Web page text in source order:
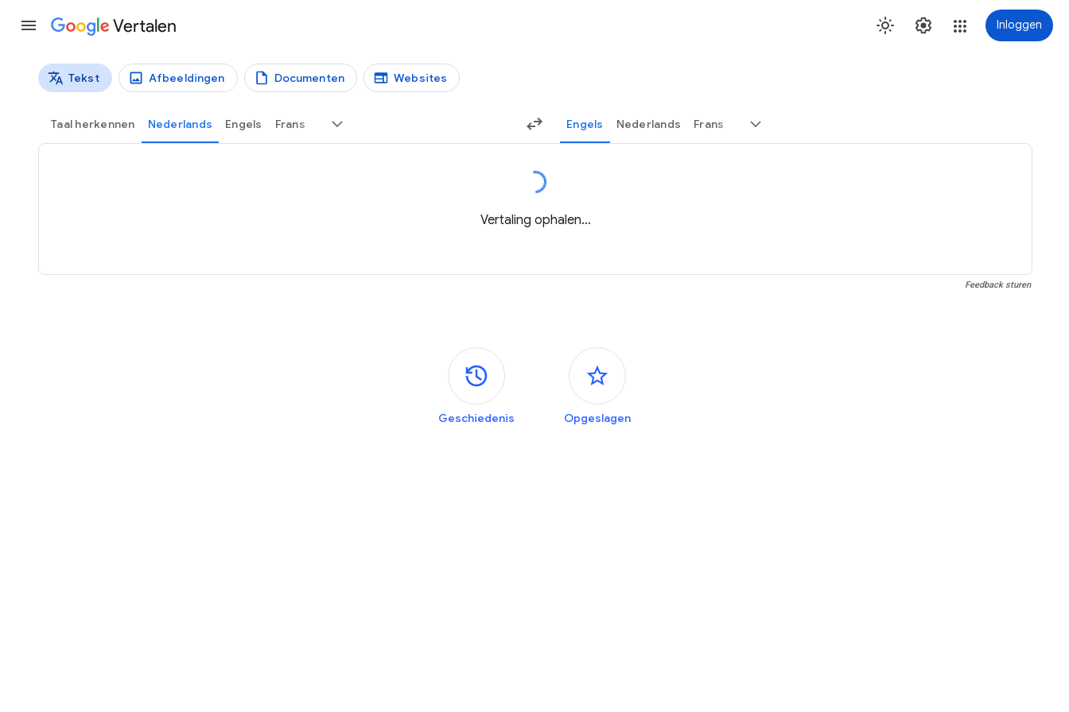
Vertalen Inloggen
Vertaaltypen
Tekst Afbeeldingen Documenten Websites
Taal herkennen Nederlands Engels Frans Engels Nederlands Frans
Vertaling ophalen…
Feedback sturen
Zijvensters
Geschiedenis Opgeslagen